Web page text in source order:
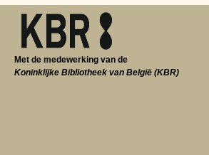
Met de medewerking van de
Koninklijke Bibliotheek van België (KBR)